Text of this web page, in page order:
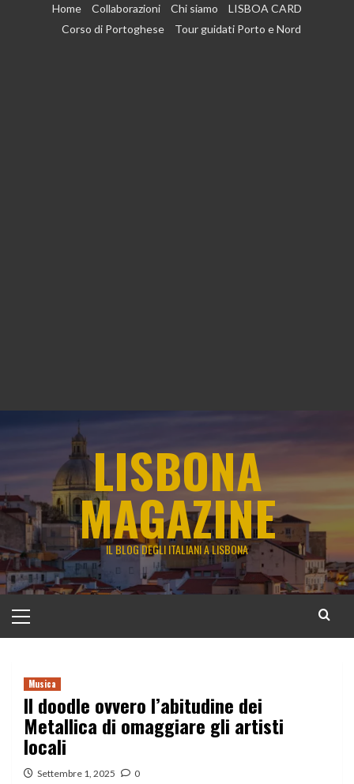
Home Collaborazioni Chi siamo
LISBOA CARD
Corso di Portoghese
Tour guidati Porto e Nord
LISBONA
MAGAZINE
IL BLOG DEGLI ITALIANI A LISBONA
principale
Musica
Il doodle ovvero l’abitudine dei
Metallica di omaggiare gli artisti
locali
Settembre 1, 2025 0